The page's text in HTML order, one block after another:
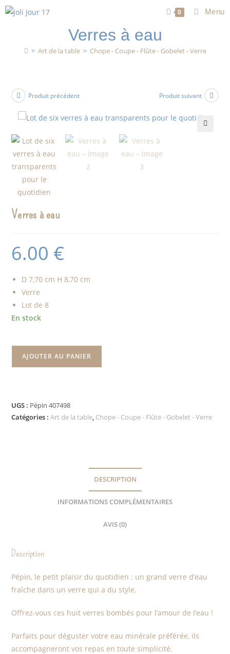
0 Menu
Verres à eau
> Art de la table > Chope - Coupe - Flûte - Gobelet - Verre
Produit précédent Produit suivant
Verres à eau
6.00 €
D 7,70 cm H 8,70 cm
Verre
Lot de 8
En stock
AJOUTER AU PANIER
UGS : Pépin 407498
Catégories :Art de la table, Chope - Coupe - Flûte - Gobelet - Verre
DESCRIPTION
INFORMATIONS COMPLÉMENTAIRES
AVIS (0)
Description
Pépin, le petit plaisir du quotidien : un grand verre d’eau
fraîche dans un verre qui a du style.
Offrez-vous ces huit verres bombés pour l’amour de l’eau !
Parfaits pour déguster votre eau minérale préférée, ils
accompagneront vos repas en toute simplicité.